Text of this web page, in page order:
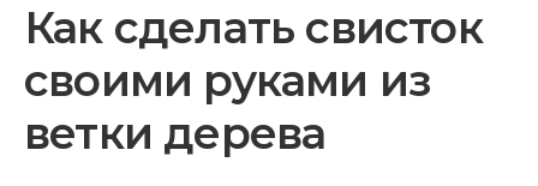
Как сделать свисток
своими руками из
ветки дерева